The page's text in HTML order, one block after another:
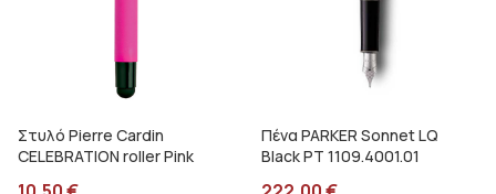
Στυλό Pierre Cardin
CELEBRATION roller Pink
Πένα PARKER Sonnet LQ
Black PT 1109.4001.01